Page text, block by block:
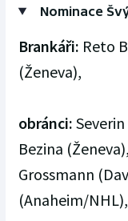
Nominace
Brankáři: Reto
(Ženeva),
obránci:
Bezina
Grossmann
(Anaheim/